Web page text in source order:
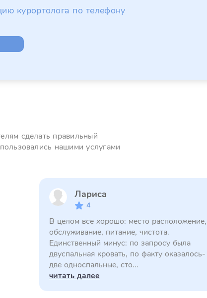
курортолога по телефону
сделать правильный
нашими услугами
Лариса
4
В целом все хорошо: место расположение,
обслуживание, питание, чистота.
Единственный минус: по запросу была
двуспальная кровать, по факту оказалось-
две односпальные, сто...
читать далее